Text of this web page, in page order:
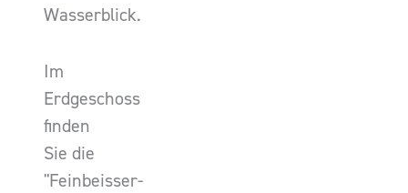
Wasserblick.
Im
Erdgeschoss
finden
Sie die
"Feinbeisser-